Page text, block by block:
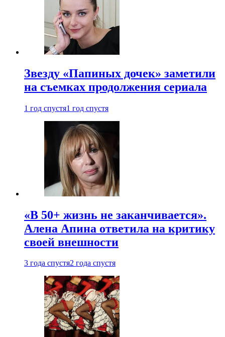
Звезду «Папиных дочек» заметили
на съемках продолжения сериала
1 год спустя1 год спустя
«В 50+ жизнь не заканчивается».
Алена Апина ответила на критику
своей внешности
3 года спустя2 года спустя